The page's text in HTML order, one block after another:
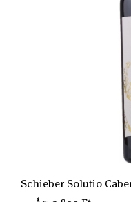
Schieber Solutio